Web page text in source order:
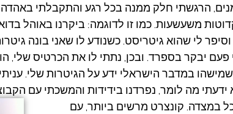
הרגשתי חלק ממנה בכל רגע והתקבלתי באהדה
5 ימים מלאים באנקדוטות משעשעות. כמו זו לדוגמה: ביקרנו
וסיפר לי שהוא גיטריסט. כשנודע לו שאני בונה
יבקר בספרד. ובכן, נתתי לו את הכרטיס שלי,
במדבר הישראלי ידע על הגיטרות שלי.
ידעתי מה לומר, נפרדנו בידידות והמשכתי עם
רייכל במצדה. קונצרט מרשים ביותר, עם